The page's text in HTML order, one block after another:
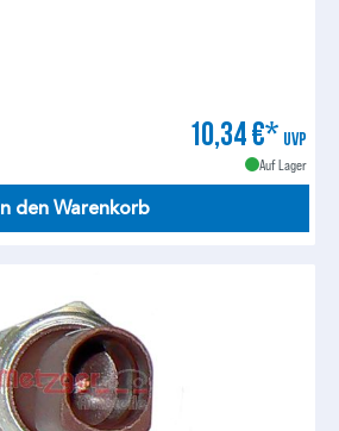
10,34 €* UVP
Auf Lager
den Warenkorb